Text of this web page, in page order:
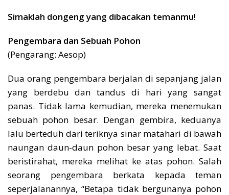
Simaklah dongeng yang dibacakan temanmu!
Pengembara dan Sebuah Pohon
(Pengarang: Aesop)
Dua orang pengembara berjalan di sepanjang jalan
yang berdebu dan tandus di hari yang sangat
panas. Tidak lama kemudian, mereka menemukan
sebuah pohon besar. Dengan gembira, keduanya
lalu berteduh dari teriknya sinar matahari di bawah
naungan daun-daun pohon besar yang lebat. Saat
beristirahat, mereka melihat ke atas pohon. Salah
seorang pengembara berkata kepada teman
seperjalanannya, “Betapa tidak bergunanya pohon